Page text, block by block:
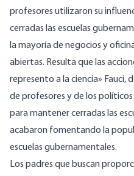
profesores utilizaron su
cerradas las escuelas
la mayoría de negocios y
abiertas. Resulta que las
represento a la ciencia» Fauci,
de profesores y de los
para mantener cerradas las
acabaron fomentando la
escuelas gubernamentales.
Los padres que buscan